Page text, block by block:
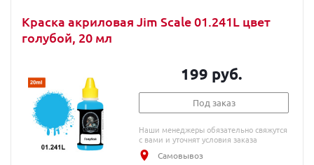
Краска акриловая Jim Scale 01.241L цвет
голубой, 20 мл
199 руб.
Под заказ
Наши менеджеры обязательно свяжутся
с вами и уточнят условия заказа
Самовывоз